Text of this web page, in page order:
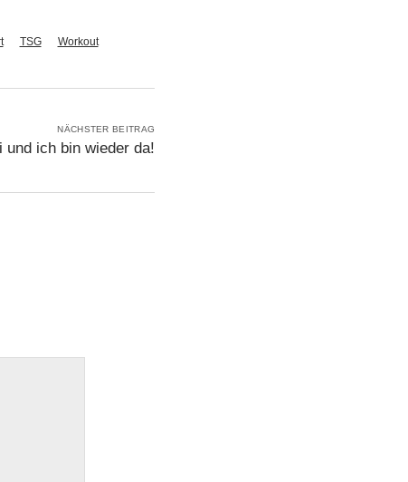
TSG Workout
NÄCHSTER BEITRAG
und ich bin wieder da!